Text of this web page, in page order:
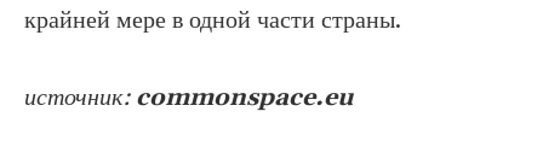
крайней мере в одной части страны.
источник:commonspace.eu